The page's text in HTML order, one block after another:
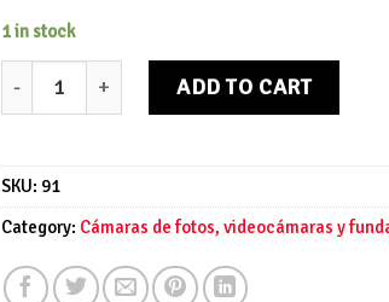
1 in stock
Cámara Kodak baby brownie quantity
ADD TO CART
SKU: 91
Category: Cámaras de fotos, videocámaras y